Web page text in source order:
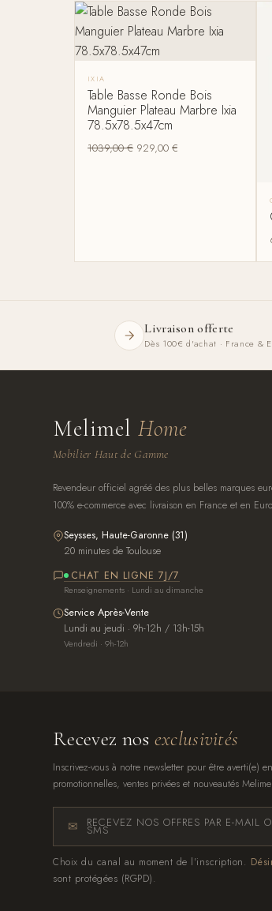
IXIA
Table Basse Ronde Bois
Manguier Plateau Marbre Ixia
78.5x78.5x47cm
1039,00€ 929,00€
Livraison offerte
Dès 100€ d'achat · France &
MelimelHome
Mobilier Haut de Gamme
Revendeur officiel agréé des plus belles marques
100% e-commerce avec livraison en France et en
Seysses, Haute-Garonne (31)
20 minutes de Toulouse
CHAT EN LIGNE 7J/7
Renseignements · Lundi au dimanche
Service Après-Vente
Lundi au jeudi · 9h-12h / 13h-15h
Vendredi · 9h-12h
Recevez nos exclusivités
Inscrivez-vous à notre newsletter pour être averti(e)
promotionnelles, ventes privées et nouveautés
RECEVEZ NOS OFFRES PAR E-MAIL
SMS
Choix du canal au moment de l'inscription.
sont protégées (RGPD).